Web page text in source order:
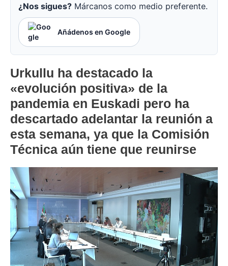
¿Nos sigues? Márcanos como medio preferente.
Añádenos en Google
Urkullu ha destacado la
«evolución positiva» de la
pandemia en Euskadi pero ha
descartado adelantar la reunión a
esta semana, ya que la Comisión
Técnica aún tiene que reunirse